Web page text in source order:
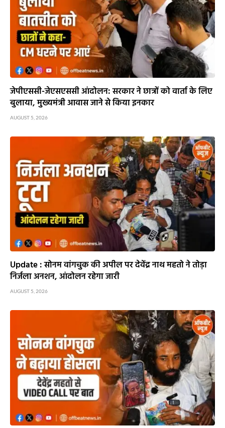
जेपीएससी-जेएसएससी आंदोलन: सरकार ने छात्रों को वार्ता के लिए
बुलाया, मुख्यमंत्री आवास जाने से किया इनकार
AUGUST 5, 2026
Update : सोनम वांगचुक की अपील पर देवेंद्र नाथ महतो ने तोड़ा
निर्जला अनशन, आंदोलन रहेगा जारी
AUGUST 5, 2026